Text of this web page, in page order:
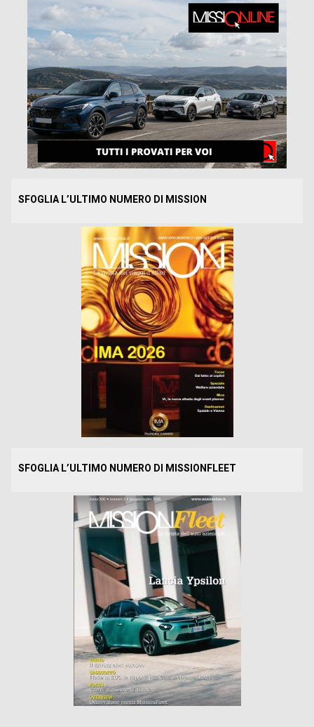
SFOGLIA L’ULTIMO NUMERO DI MISSION
SFOGLIA L’ULTIMO NUMERO DI MISSIONFLEET